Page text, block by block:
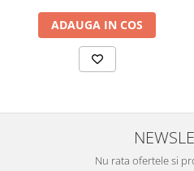
ADAUGA IN COS
Nu rata ofertele si